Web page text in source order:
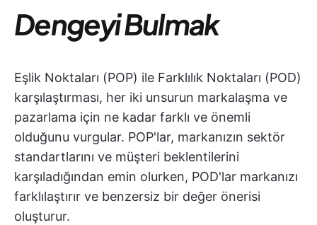
Dengeyi Bulmak
Eşlik Noktaları (POP) ile Farklılık Noktaları (POD)
karşılaştırması, her iki unsurun markalaşma ve
pazarlama için ne kadar farklı ve önemli
olduğunu vurgular. POP'lar, markanızın sektör
standartlarını ve müşteri beklentilerini
karşıladığından emin olurken, POD'lar markanızı
farklılaştırır ve benzersiz bir değer önerisi
oluşturur.